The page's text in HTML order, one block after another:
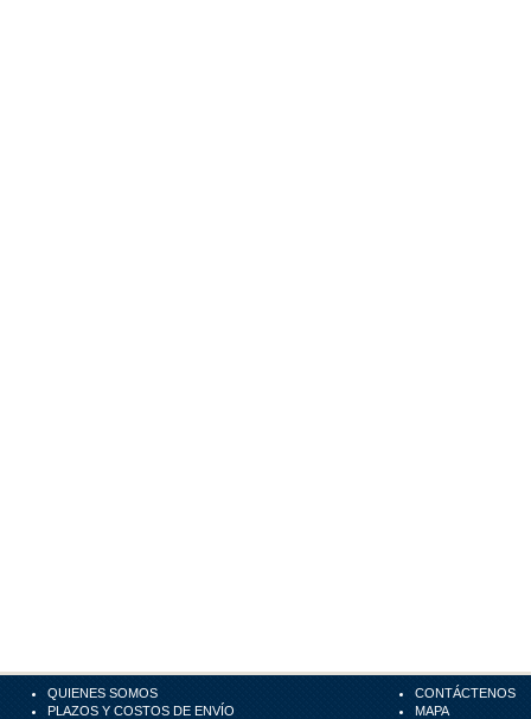
QUIENES SOMOS
PLAZOS Y COSTOS DE ENVÍO
CONTÁCTENOS
MAPA